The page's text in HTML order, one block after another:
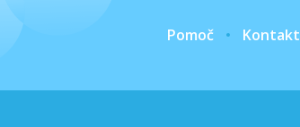
Pomoč Kontakt